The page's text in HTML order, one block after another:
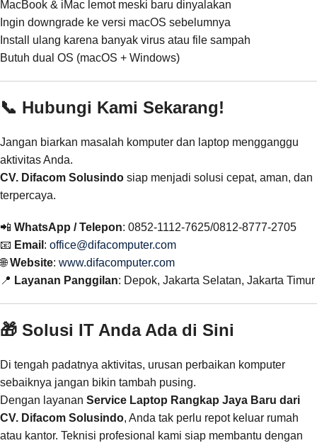
MacBook & iMac lemot meski baru dinyalakan
Ingin downgrade ke versi macOS sebelumnya
Install ulang karena banyak virus atau file sampah
Butuh dual OS (macOS + Windows)
📞 Hubungi Kami Sekarang!
Jangan biarkan masalah komputer dan laptop mengganggu
aktivitas Anda.
CV. Difacom Solusindo siap menjadi solusi cepat, aman, dan
terpercaya.
📲 WhatsApp / Telepon: 0852-1112-7625/0812-8777-2705
📧 Email : office@difacomputer.com
🌐Website: www.difacomputer.com
📍 Layanan Panggilan: Depok, Jakarta Selatan, Jakarta Timur
🎁 Solusi IT Anda Ada di Sini
Di tengah padatnya aktivitas, urusan perbaikan komputer
sebaiknya jangan bikin tambah pusing.
Dengan layanan Service Laptop Rangkap Jaya Baru dari
CV. Difacom Solusindo, Anda tak perlu repot keluar rumah
atau kantor. Teknisi profesional kami siap membantu dengan